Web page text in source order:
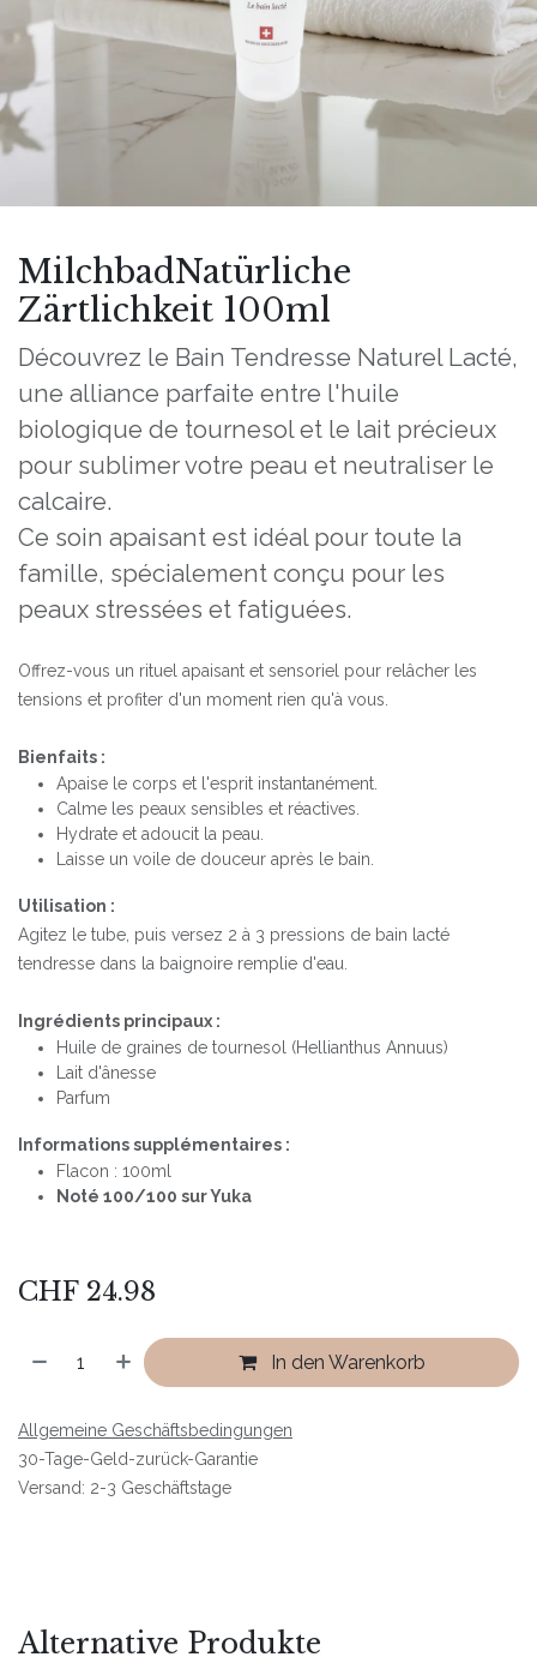
MilchbadNatürliche
Zärtlichkeit 100ml
Découvrez le Bain Tendresse Naturel Lacté,
une alliance parfaite entre l'huile
biologique de tournesol et le lait précieux
pour sublimer votre peau et neutraliser le
calcaire.
Ce soin apaisant est idéal pour toute la
famille, spécialement conçu pour les
peaux stressées et fatiguées.
Offrez-vous un rituel apaisant et sensoriel pour relâcher les
tensions et profiter d'un moment rien qu'à vous.
Bienfaits :
Apaise le corps et l'esprit instantanément.
Calme les peaux sensibles et réactives.
Hydrate et adoucit la peau.
Laisse un voile de douceur après le bain.
Utilisation :
Agitez le tube, puis versez 2 à 3 pressions de bain lacté
tendresse dans la baignoire remplie d'eau.
Ingrédients principaux :
Huile de graines de tournesol (Hellianthus Annuus)
Lait d'ânesse
Parfum
Informations supplémentaires :
Flacon : 100ml
Noté 100/100 sur Yuka
CHF 24.98
In den Warenkorb
Allgemeine Geschäftsbedingungen
30-Tage-Geld-zurück-Garantie
Versand: 2-3 Geschäftstage
Alternative Produkte